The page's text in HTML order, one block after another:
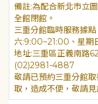
為配合新北市立
全館閉館。
三重分館臨時服務據
六:9:00~21:00、星期
地址:三重區正義南路
(02)2981-4887
敬請已預約三重分館
取，造成不便，敬請見